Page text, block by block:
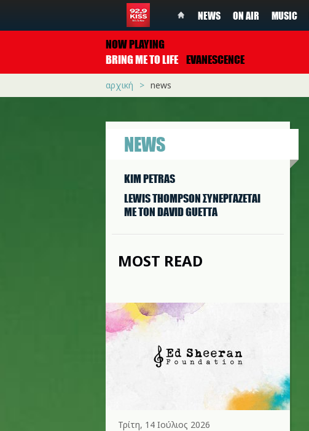
NEWS ON AIR MUSIC
NOW PLAYING
BRING ME TO LIFE EVANESCENCE
αρχική news
NEWS
KIM PETRAS
LEWIS THOMPSON ΣΥΝΕΡΓAΖΕΤΑΙ
ΜΕ ΤΟΝ DAVID GUETTA
MOST READ
Τρίτη, 14 Ιούλιος 2026